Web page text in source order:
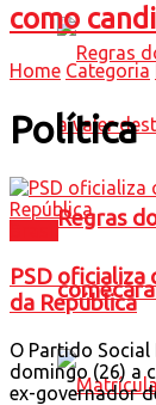
Regras
como
Home Categoria
Política
PSD oficializa
da República
O Partido
domingo (26) a
ex-governador